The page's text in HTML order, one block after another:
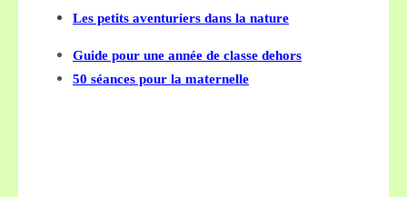
Les petits aventuriers dans la nature
Guide pour une année de classe dehors
50 séances pour la maternelle